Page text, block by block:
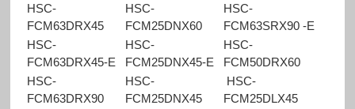
HSC-
FCM63DRX45
HSC-
FCM25DNX60
HSC-
FCM63SRX90 -E
HSC-
FCM63DRX45-E
HSC-
FCM25DNX45-E
HSC-
FCM50DRX60
HSC-
FCM63DRX90
HSC-
FCM25DNX45
HSC-
FCM25DLX45